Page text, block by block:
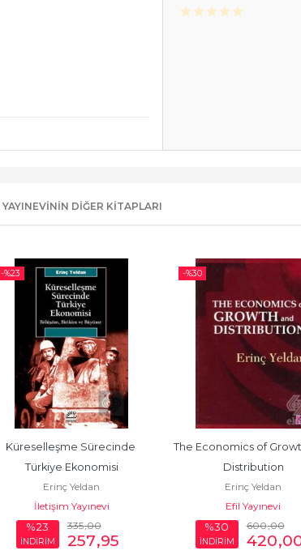
YAYINEVININ DIĞER KITAPLARI
-%23
Küreselleşme Sürecinde
Türkiye Ekonomisi
Erinç Yeldan
İletişim Yayınevi
%23
İNDİRİM
335,00
257,95
-%30
The Economics of
Distribution
Erinç Yeldan
Efil Yayınevi
%30
İNDİRİM
600,00
420